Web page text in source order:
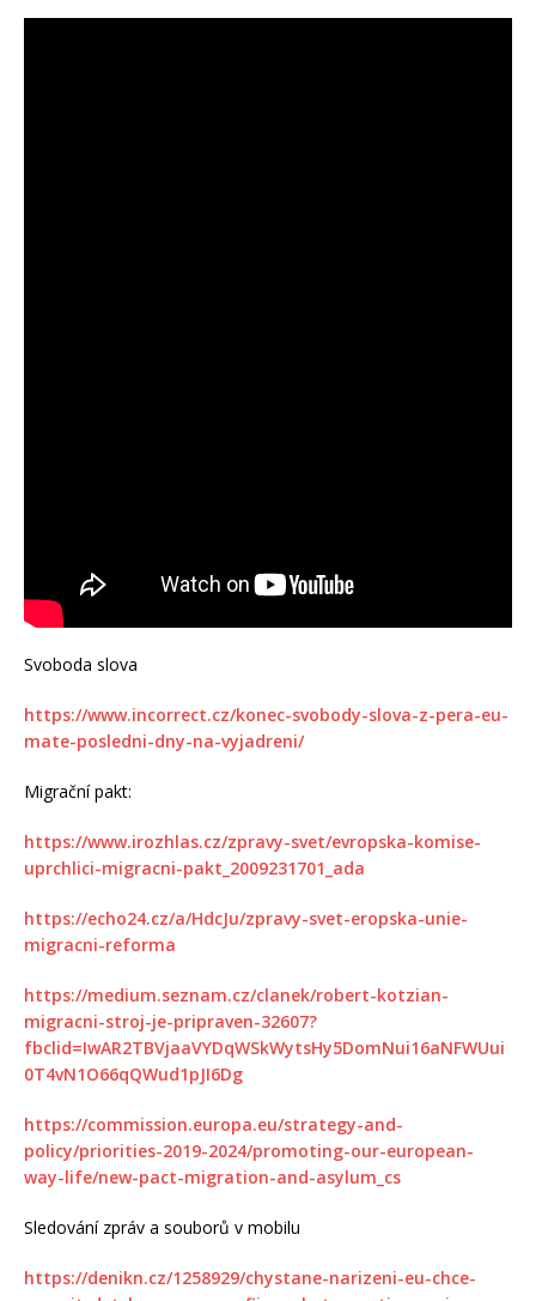
Svoboda slova
https://www.incorrect.cz/konec-svobody-slova-z-pera-eu-
mate-posledni-dny-na-vyjadreni/
Migrační pakt:
https://www.irozhlas.cz/zpravy-svet/evropska-komise-
uprchlici-migracni-pakt_2009231701_ada
https://echo24.cz/a/HdcJu/zpravy-svet-eropska-unie-
migracni-reforma
https://medium.seznam.cz/clanek/robert-kotzian-
migracni-stroj-je-pripraven-32607?
fbclid=IwAR2TBVjaaVYDqWSkWytsHy5DomNui16aNFWUui
0T4vN1O66qQWud1pJI6Dg
https://commission.europa.eu/strategy-and-
policy/priorities-2019-2024/promoting-our-european-
way-life/new-pact-migration-and-asylum_cs
Sledování zpráv a souborů v mobilu
https://denikn.cz/1258929/chystane-narizeni-eu-chce-